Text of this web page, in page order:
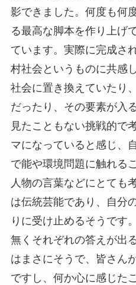
影できました。何度も何
る最高な脚本を作り上げ
ています。実際に完成さ
村社会というものに共感
社会に置き換えていたり
だったり、その要素が入
見たこともない挑戦的で
マになっていると感じ、
で能や環境問題に触れる
人物の言葉などにとても
は伝統芸能であり、自分
りに受け止めるそうです
無くそれぞれの答えが出
はまさにそうで、皆さん
ですし、何か心に感じた